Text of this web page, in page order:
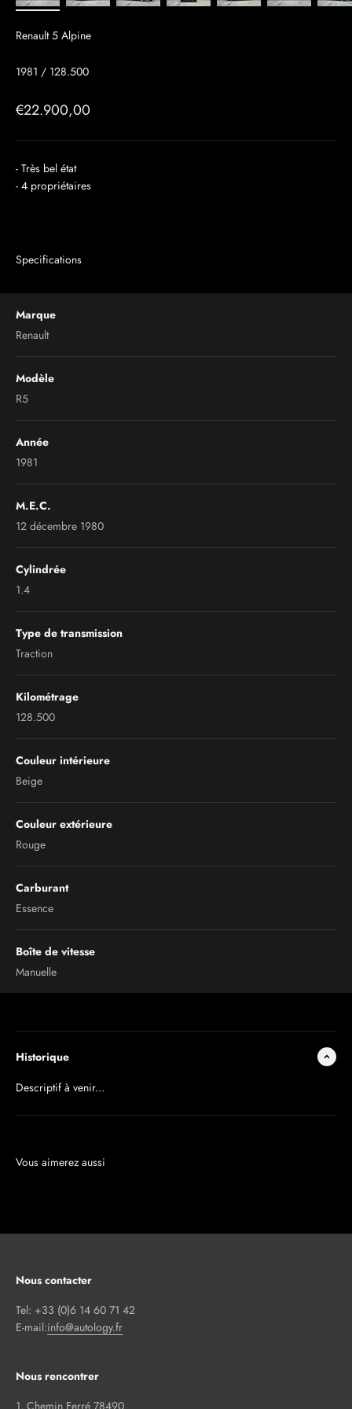
Renault 5 Alpine
1981 / 128.500
Prix de vente
€22.900,00
- Très bel état
- 4 propriétaires
Specifications
Marque
Renault
Modèle
R5
Année
1981
M.E.C.
12 décembre 1980
Cylindrée
1.4
Type de transmission
Traction
Kilométrage
128.500
Couleur intérieure
Beige
Couleur extérieure
Rouge
Carburant
Essence
Boîte de vitesse
Manuelle
Historique
Descriptif à venir...
Nous contacter
Tel: +33 (0)6 14 60 71 42
E-mail:info@autology.fr
Nous rencontrer
1, Chemin Ferré 78490